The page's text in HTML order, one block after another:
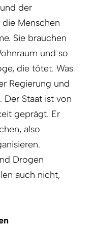
der
Menschen
Sie brauchen
und so
die tötet. Was
Regierung und
Der Staat ist von
geprägt. Er
also
Drogen
auch nicht,